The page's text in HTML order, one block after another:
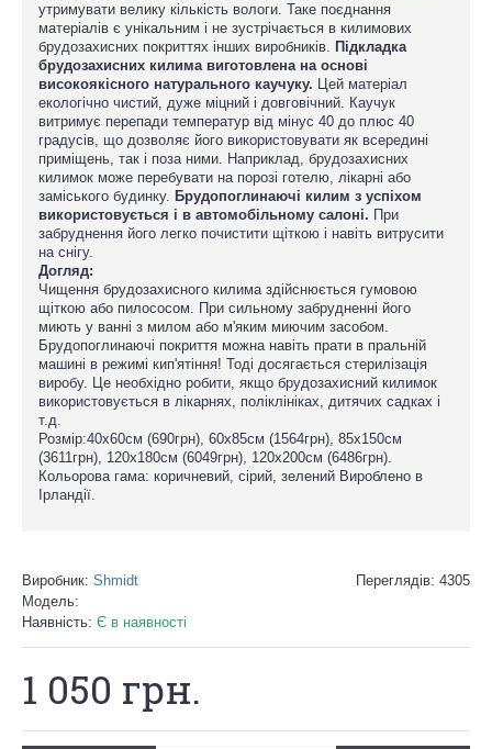
утримувати велику кількість вологи. Таке поєднання
матеріалів є унікальним і не зустрічається в килимових
брудозахисних покриттях інших виробників. Підкладка
брудозахисних килима виготовлена на основі
високоякісного натурального каучуку. Цей матеріал
екологічно чистий, дуже міцний і довговічний. Каучук
витримує перепади температур від мінус 40 до плюс 40
градусів, що дозволяє його використовувати як всередині
приміщень, так і поза ними. Наприклад, брудозахисних
килимок може перебувати на порозі готелю, лікарні або
заміського будинку. Брудопоглинаючі килим з успіхом
використовується і в автомобільному салоні. При
забруднення його легко почистити щіткою і навіть витрусити
на снігу.
Догляд:
Чищення брудозахисного килима здійснюється гумовою
щіткою або пилососом. При сильному забрудненні його
миють у ванні з милом або м'яким миючим засобом.
Брудопоглинаючі покриття можна навіть прати в пральній
машині в режимі кип'ятіння! Тоді досягається стерилізація
виробу. Це необхідно робити, якщо брудозахисний килимок
використовується в лікарнях, поліклініках, дитячих садках і
т.д.
Розмір:40х60см (690грн), 60х85см (1564грн), 85х150см
(3611грн), 120х180см (6049грн), 120х200см (6486грн).
Кольорова гама: коричневий, сірий, зелений Вироблено в
Ірландії.
Переглядів: 4305
Виробник: Shmidt
Модель:
Наявність: Є в наявності
1 050 грн.